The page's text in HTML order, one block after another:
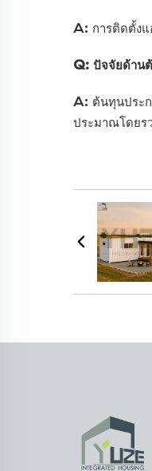
A: การติดตั้งแ
Q: ปัจจัยด้าน
A: ต้นทุนประก
ประมาณโดยร